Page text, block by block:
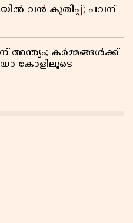
വന്‍ കുതിപ്പ്; പവന്
അന്ത്യം; കർമ്മങ്ങൾക്ക്
കോളിലൂടെ